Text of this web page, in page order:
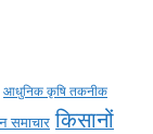
आधुनिक कृषि तकनीक
समाचार किसानों